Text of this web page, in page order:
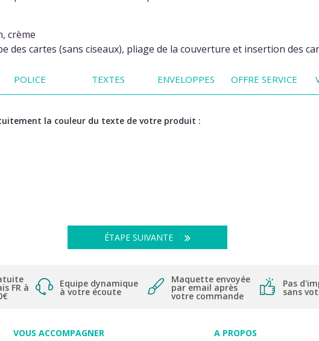
crème
des cartes (sans ciseaux), pliage de la couverture et insertion des
POLICE TEXTES ENVELOPPES OFFRE SERVICE
la couleur du texte de votre produit :
ÉTAPE SUIVANTE
FR à Equipe dynamique
à votre écoute
Maquette envoyée
par email après
votre commande
Pas
sans
VOUS ACCOMPAGNER A PROPOS